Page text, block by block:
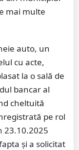
mai multe
auto, un
cu acte,
la o sală de
bancar al
cheltuită
pe rol
23.10.2025
și a solicitat